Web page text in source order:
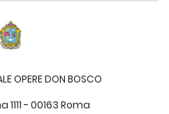
OPERE DON BOSCO
- 00163 Roma